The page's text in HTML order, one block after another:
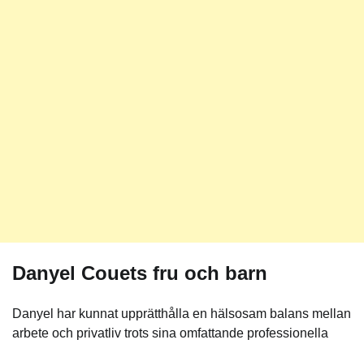
Danyel Couets fru och barn
Danyel har kunnat upprätthålla en hälsosam balans mellan
arbete och privatliv trots sina omfattande professionella